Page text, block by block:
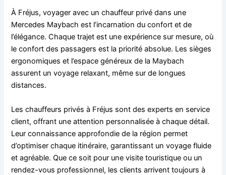
À Fréjus, voyager avec un chauffeur privé dans une
Mercedes Maybach est l’incarnation du confort et de
l’élégance. Chaque trajet est une expérience sur mesure, où
le confort des passagers est la priorité absolue. Les sièges
ergonomiques et l’espace généreux de la Maybach
assurent un voyage relaxant, même sur de longues
distances.
Les chauffeurs privés à Fréjus sont des experts en service
client, offrant une attention personnalisée à chaque détail.
Leur connaissance approfondie de la région permet
d’optimiser chaque itinéraire, garantissant un voyage fluide
et agréable. Que ce soit pour une visite touristique ou un
rendez-vous professionnel, les clients arrivent toujours à